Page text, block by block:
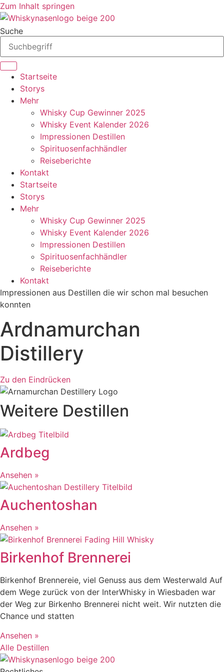
Zum Inhalt springen
Suche
Startseite
Storys
Mehr
Whisky Cup Gewinner 2025
Whisky Event Kalender 2026
Impressionen Destillen
Spirituosenfachhändler
Reiseberichte
Kontakt
Startseite
Storys
Mehr
Whisky Cup Gewinner 2025
Whisky Event Kalender 2026
Impressionen Destillen
Spirituosenfachhändler
Reiseberichte
Kontakt
Impressionen aus Destillen die wir schon mal besuchen
konnten
Ardnamurchan
Distillery
Zu den Eindrücken
Weitere Destillen
Ardbeg
Ansehen »
Auchentoshan
Ansehen »
Birkenhof Brennerei
Birkenhof Brennereie, viel Genuss aus dem Westerwald Auf
dem Wege zurück von der InterWhisky in Wiesbaden war
der Weg zur Birkenho Brennerei nicht weit. Wir nutzten die
Chance und statten
Ansehen »
Alle Destillen